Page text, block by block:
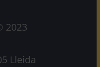
2023
Lleida